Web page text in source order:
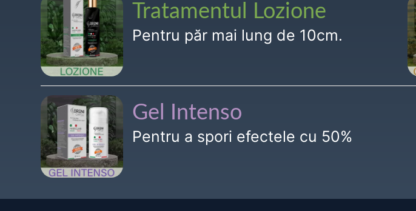
Tratamentul Lozione
Pentru păr mai lung de 10cm.
Gel Intenso
Pentru a spori efectele cu 50%